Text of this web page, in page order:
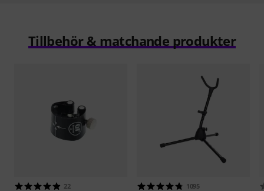
Tillbehör & matchande produkter
22 1095